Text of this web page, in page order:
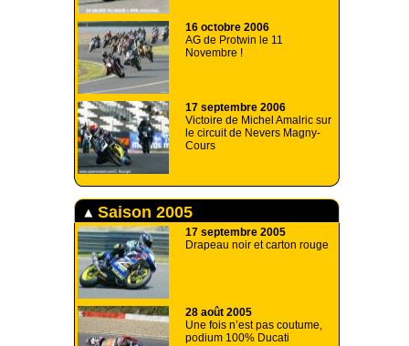
16 octobre 2006
AG de Protwin le 11
Novembre !
17 septembre 2006
Victoire de Michel Amalric sur
le circuit de Nevers Magny-
Cours
Saison 2005
17 septembre 2005
Drapeau noir et carton rouge
28 août 2005
Une fois n’est pas coutume,
podium 100% Ducati